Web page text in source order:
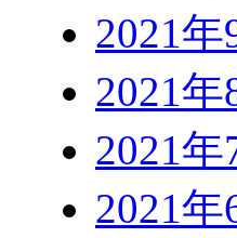
2021年
2021年
2021年
2021年